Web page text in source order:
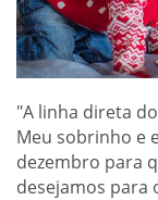
"A linha direta
Meu sobrinho e
dezembro para
desejamos para